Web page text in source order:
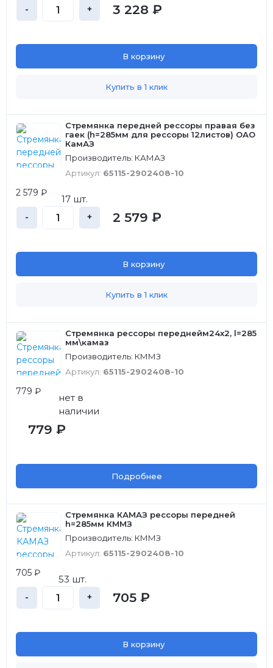
- + 3 228 ₽
В корзину
Купить в 1 клик
Стремянка передней рессоры правая без
гаек (h=285мм для рессоры 12листов) ОАО
КамАЗ
Производитель: КАМАЗ
Артикул: 65115-2902408-10
2 579 ₽
17 шт.
- + 2 579 ₽
В корзину
Купить в 1 клик
Стремянка рессоры переднейм24x2, l=285
мм\камаз
Производитель: КММЗ
Артикул: 65115-2902408-10
779 ₽
нет в
наличии
779 ₽
Подробнее
Стремянка КАМАЗ рессоры передней
h=285мм КММЗ
Производитель: КММЗ
Артикул: 65115-2902408-10
705 ₽
53 шт.
- + 705 ₽
В корзину